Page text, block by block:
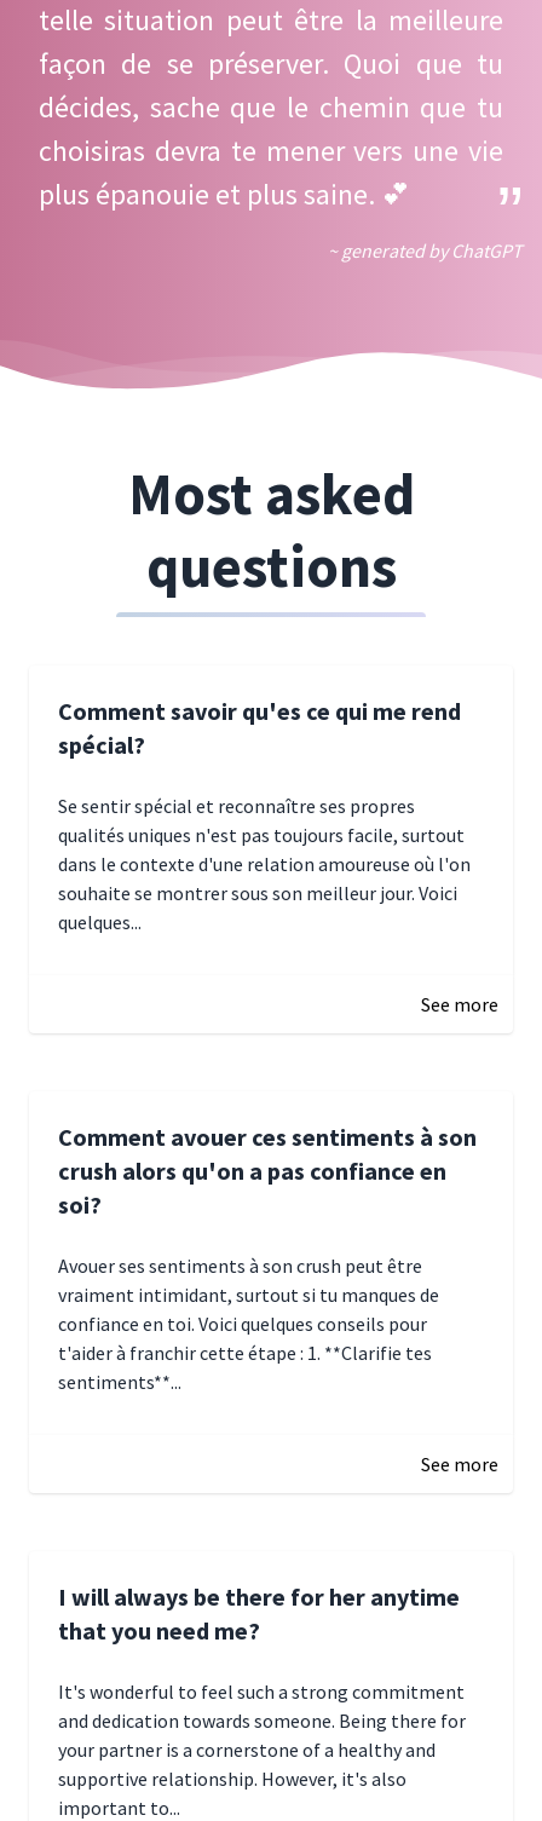
telle situation peut être la meilleure
façon de se préserver. Quoi que tu
décides, sache que le chemin que tu
choisiras devra te mener vers une vie
plus épanouie et plus saine. 💕
~ generated by ChatGPT
Most asked
questions
Comment savoir qu'es ce qui me rend
spécial?
Se sentir spécial et reconnaître ses propres
qualités uniques n'est pas toujours facile, surtout
dans le contexte d'une relation amoureuse où l'on
souhaite se montrer sous son meilleur jour. Voici
quelques...
See more
Comment avouer ces sentiments à son
crush alors qu'on a pas confiance en
soi?
Avouer ses sentiments à son crush peut être
vraiment intimidant, surtout si tu manques de
confiance en toi. Voici quelques conseils pour
t'aider à franchir cette étape : 1. **Clarifie tes
sentiments**...
See more
I will always be there for her anytime
that you need me?
It's wonderful to feel such a strong commitment
and dedication towards someone. Being there for
your partner is a cornerstone of a healthy and
supportive relationship. However, it's also
important to...